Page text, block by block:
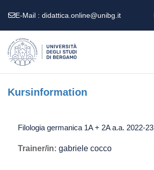
E-Mail : didattica.online@unibg.it
Kursinformation
Filologia germanica 1A + 2A a.a. 2022-23
Trainer/in: gabriele cocco